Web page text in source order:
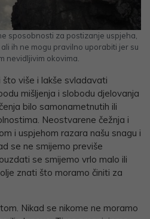
sposobnosti za postizanje uspjeha,
ih ne mogu pravilno uporabiti jer su
nevidljivim okovima.
više i lakše svladavati
mišljenja i slobodu djelovanja
bilo samonametnutih ili
Neostvarene čežnja i
i uspjehom razara našu snagu i
se ne smijemo previše
se smijemo vrlo malo ili
znati što moramo činiti za
Nikad se nikome ne moramo